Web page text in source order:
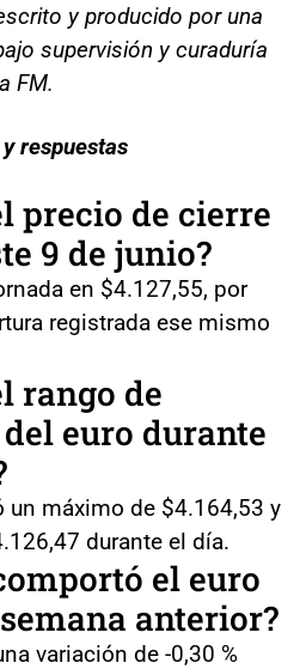
y producido por una
supervisión y curaduría
FM.
respuestas
precio de cierre
9 de junio?
en $4.127,55, por
registrada ese mismo
rango de
euro durante
un máximo de $4.164,53 y
durante el día.
el euro
anterior?
variación de -0,30 %